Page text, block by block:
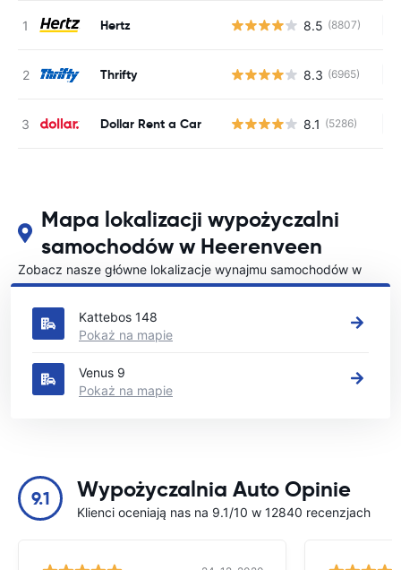
Hertz 8.5 (8807)
Thrifty 8.3 (6965)
Dollar Rent a Car 8.1 (5286)
Mapa lokalizacji wypożyczalni
samochodów w Heerenveen
Zobacz nasze główne lokalizacje wynajmu samochodów w
Heerenveen
Kattebos 148
Pokaż na mapie
Venus 9
Pokaż na mapie
9.1 Wypożyczalnia Auto Opinie
Klienci oceniają nas na 9.1/10 w 12840 recenzjach